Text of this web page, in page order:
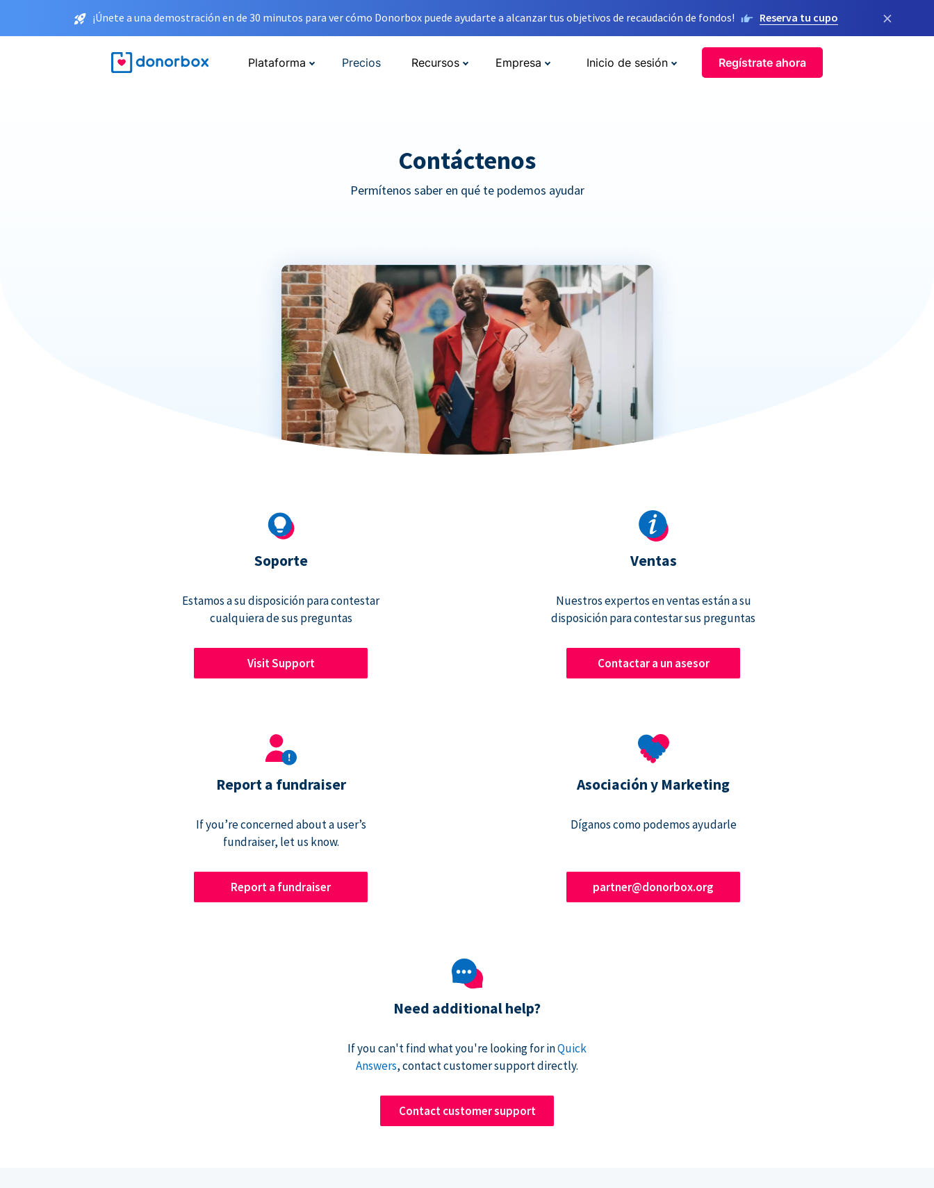
¡Únete a una demostración en de 30 minutos para ver cómo Donorbox puede ayudarte a alcanzar tus objetivos de recaudación de fondos! Reserva tu cupo ×
Plataforma Precios Recursos Empresa Inicio de sesión Regístrate ahora
Contáctenos
Permítenos saber en qué te podemos ayudar
Soporte
Estamos a su disposición para contestar
cualquiera de sus preguntas
Visit Support
Ventas
Nuestros expertos en ventas están a su
disposición para contestar sus preguntas
Contactar a un asesor
Report a fundraiser
If you’re concerned about a user’s
fundraiser, let us know.
Report a fundraiser
Asociación y Marketing
Díganos como podemos ayudarle
partner@donorbox.org
Need additional help?
If you can't find what you're looking for inQuick
Answers, contact customer support directly.
Contact customer support